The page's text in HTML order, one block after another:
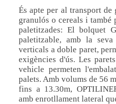
És apte per al transport de
granulós o cereals i també
paletitzades: El bolquet
paletitzable, amb la
verticals a doble paret,
exigències d'ús. Les
vehicle permeten
palets. Amb volums de 56
fins a 13.30m,
amb enrotllament lateral